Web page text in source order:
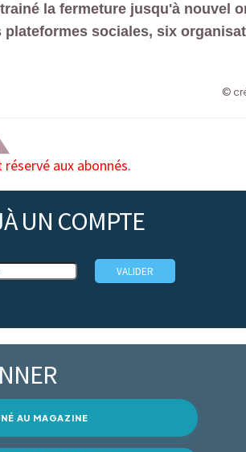
la fermeture jusqu'à nouvel
sociales, six
©
réservé aux abonnés.
UN COMPTE
AU MAGAZINE